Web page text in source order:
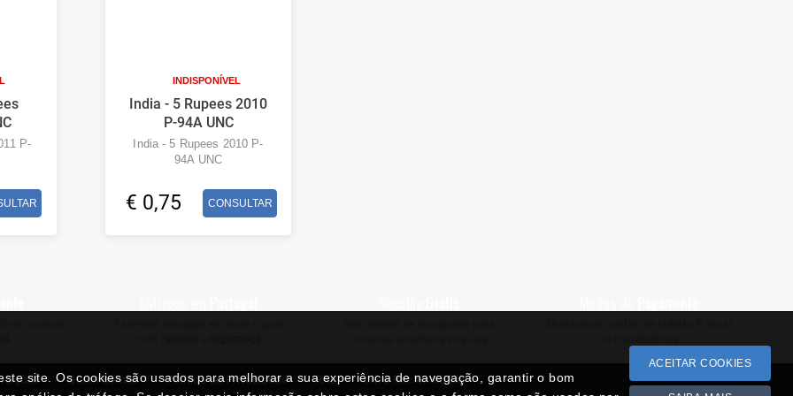
P-
INDISPONÍVEL
India - 5 Rupees 2010
P-94A UNC
India - 5 Rupees 2010 P-
94A UNC
€ 0,75 CONSULTAR
Quem Somos Politica de Privacidade RAL Livro Reclamações
site. Os cookies são usados para melhorar a sua experiência de navegação, garantir o bom
ACEITAR COOKIES